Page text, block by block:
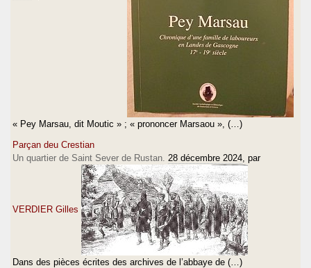
« Pey Marsau, dit Moutic » ; « prononcer Marsaou », (…)
Parçan deu Crestian
Un quartier de Saint Sever de Rustan. 28 décembre 2024 , par
VERDIER Gilles
Dans des pièces écrites des archives de l’abbaye de (…)